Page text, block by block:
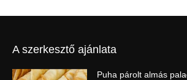
A szerkesztő ajánlata
Puha párolt almás